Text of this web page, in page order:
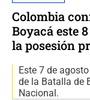
Colombia
Boyacá este
la posesión
Este 7 de
de la Batalla de
Nacional.